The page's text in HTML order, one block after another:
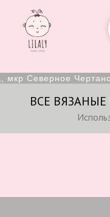
мкр Северное
ВСЕ